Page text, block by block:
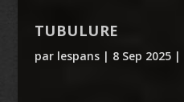
TUBULURE
par lespans| 8 Sep 2025|